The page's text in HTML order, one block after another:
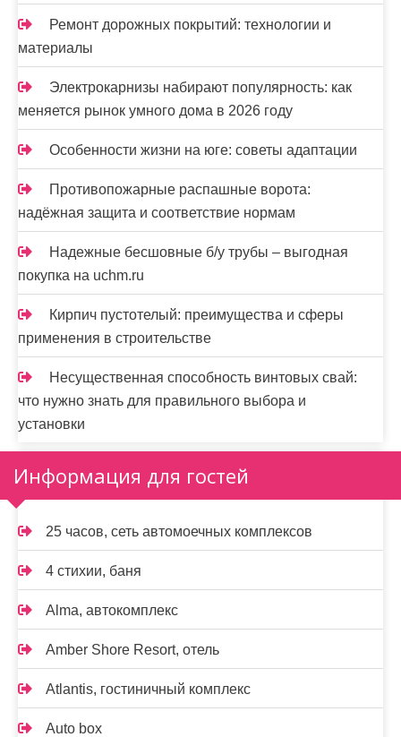
Ремонт дорожных покрытий: технологии и
материалы
Электрокарнизы набирают популярность: как
меняется рынок умного дома в 2026 году
Особенности жизни на юге: советы адаптации
Противопожарные распашные ворота:
надёжная защита и соответствие нормам
Надежные бесшовные б/у трубы – выгодная
покупка на uchm.ru
Кирпич пустотелый: преимущества и сферы
применения в строительстве
Несущественная способность винтовых свай:
что нужно знать для правильного выбора и
установки
Информация для гостей
25 часов, сеть автомоечных комплексов
4 стихии, баня
Alma, автокомплекс
Amber Shore Resort, отель
Atlantis, гостиничный комплекс
Auto box